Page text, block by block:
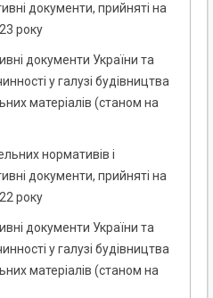
документи, прийняті на
року
документи України та
у галузі будівництва
матеріалів (станом на
нормативів і
документи, прийняті на
року
документи України та
у галузі будівництва
матеріалів (станом на